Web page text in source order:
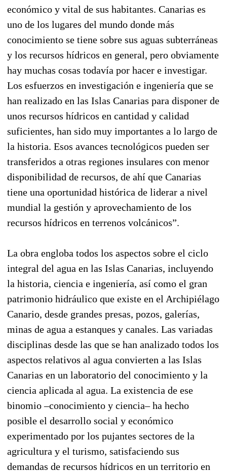
económico y vital de sus habitantes. Canarias es
uno de los lugares del mundo donde más
conocimiento se tiene sobre sus aguas subterráneas
y los recursos hídricos en general, pero obviamente
hay muchas cosas todavía por hacer e investigar.
Los esfuerzos en investigación e ingeniería que se
han realizado en las Islas Canarias para disponer de
unos recursos hídricos en cantidad y calidad
suficientes, han sido muy importantes a lo largo de
la historia. Esos avances tecnológicos pueden ser
transferidos a otras regiones insulares con menor
disponibilidad de recursos, de ahí que Canarias
tiene una oportunidad histórica de liderar a nivel
mundial la gestión y aprovechamiento de los
recursos hídricos en terrenos volcánicos”.
La obra engloba todos los aspectos sobre el ciclo
integral del agua en las Islas Canarias, incluyendo
la historia, ciencia e ingeniería, así como el gran
patrimonio hidráulico que existe en el Archipiélago
Canario, desde grandes presas, pozos, galerías,
minas de agua a estanques y canales. Las variadas
disciplinas desde las que se han analizado todos los
aspectos relativos al agua convierten a las Islas
Canarias en un laboratorio del conocimiento y la
ciencia aplicada al agua. La existencia de ese
binomio –conocimiento y ciencia– ha hecho
posible el desarrollo social y económico
experimentado por los pujantes sectores de la
agricultura y el turismo, satisfaciendo sus
demandas de recursos hídricos en un territorio en